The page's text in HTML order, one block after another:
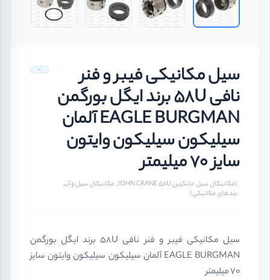
سیل مکانیکی فیبر و فنر
نافی 58U برند ایگل بورگمن
EAGLE BURGMAN آلمان
سیلیکون سیلیکون وایتون
سایز 70 میلیمتر
(مکانیکال سیل جانکرین JOHN CRANE 58U, مکانیکال سیل و آب
بندهای مکانیکی)
سیل مکانیکی فیبر و فنر نافی 58U برند ایگل بورگمن
EAGLE BURGMAN آلمان سیلیکون سیلیکون وایتون سایز
70 میلیمتر